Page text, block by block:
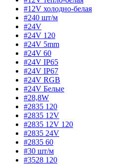
#12V холодно-белая
#240 шт/м
#24V
#24V 120
#24V 5mm
#24V 60
#24V IP65
#24V IP67
#24V RGB
#24V Белые
#28,8W
#2835 120
#2835 12V
#2835 12V 120
#2835 24V
#2835 60
#30 шт/м
#3528 120